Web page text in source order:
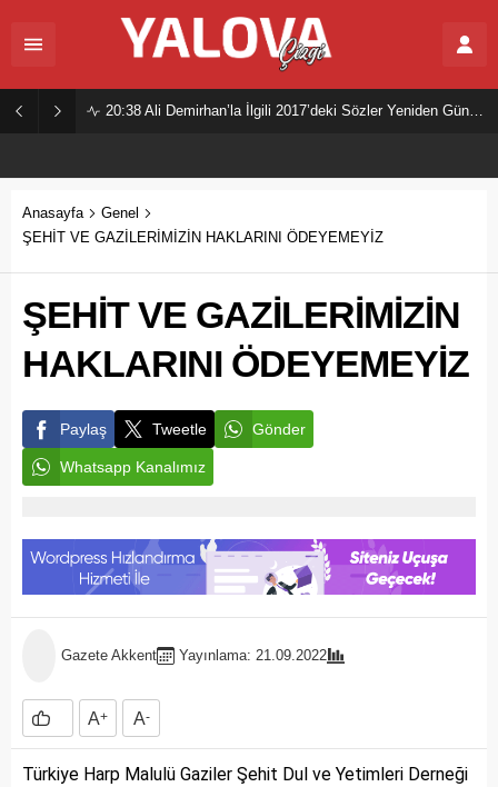
20:38 Ali Demirhan’la İlgili 2017’deki Sözler Yeniden Gündemde
Anasayfa
Genel
ŞEHİT VE GAZİLERİMİZİN HAKLARINI ÖDEYEMEYİZ
ŞEHİT VE GAZİLERİMİZİN
HAKLARINI ÖDEYEMEYİZ
Paylaş Tweetle Gönder
Whatsapp Kanalımız
Gazete Akkent Yayınlama: 21.09.2022
A+ A-
Türkiye Harp Malulü Gaziler Şehit Dul ve Yetimleri Derneği